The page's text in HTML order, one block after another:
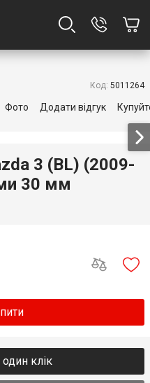
Код: 5011264
Фото Додати відгук
3 (BL) (2009-
30 мм
клік